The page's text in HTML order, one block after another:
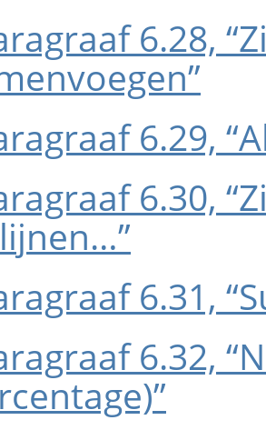
6.28,
6.29,
6.30,
6.31,
6.32,